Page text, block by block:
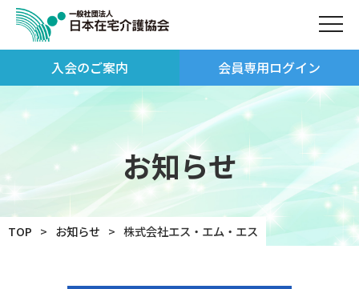
入会のご案内 会員専用ログイン
お知らせ
TOP お知らせ 株式会社エス・エム・エス